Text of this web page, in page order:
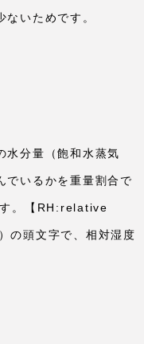
いためです。
水分量（飽和水蒸気
でいるかを重量割合で
。【 RH:relative
の頭文字で、相対湿度